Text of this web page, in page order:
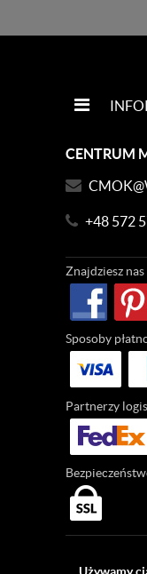
CENTRUM
+48 572
Znajdziesz nas
Sposoby
Partnerzy